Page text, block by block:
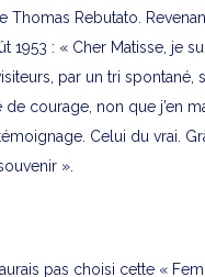
Rebutato.
1953 : « Cher Matisse, je
par un tri spontané,
courage, non que j’en
Celui du vrai.
».
pas choisi cette «